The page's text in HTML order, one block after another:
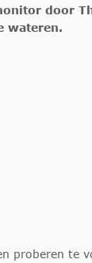
door
wateren.
proberen te